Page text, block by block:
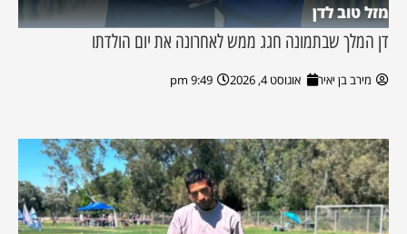
מזל טוב לדן
דן המלך שבתמונה חגג ממש לאחרונה את יום הולדתו
מירב בן יאיר אוגוסט 4, 2026 9:49 pm